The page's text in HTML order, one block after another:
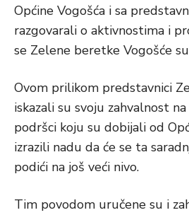
Općine Vogošća i sa
razgovarali o aktivnostima i
se Zelene beretke Vogošće
Ovom prilikom predstavnici
iskazali su svoju zahvalnost
podršci koju su dobijali od
izrazili nadu da će se ta
podići na još veći nivo.
Tim povodom uručene su i